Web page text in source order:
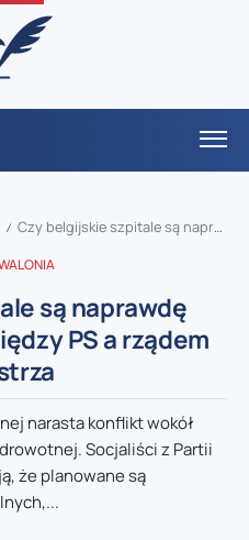
/ Czy belgijskie szpitale są naprawdę zagrożone? Spór między PS a rządem federalnym się zaostrza
są naprawdę
PS a rządem
narasta konflikt wokół
Socjaliści z Partii
że planowane są